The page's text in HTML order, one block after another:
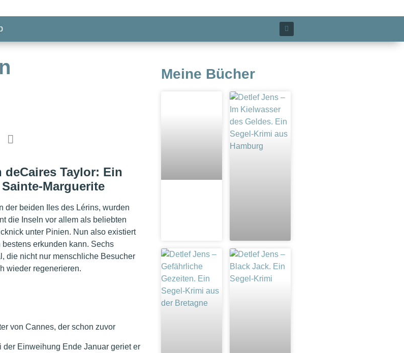
Taylor: Ein
Marguerite
der beiden Iles des Lérins, wurden
die Inseln vor allem als beliebten
unter Pinien. Nun also existiert
erkunden kann. Sechs
die nicht nur menschliche Besucher
wieder regenerieren.
von Cannes, der schon zuvor
Einweihung Ende Januar geriet er
Meine Bücher